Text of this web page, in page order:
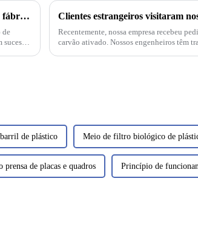
Instalamos nosso sistema de remoção profunda de flúor para uma fábrica de wafers solares/células solares
de
Clientes estrangeiros visitaram
Recentemente, nossa empresa recebeu
carvão ativado. Nossos engenheiros têm
de plástico Meio de filtro biológico de
de placas e quadros Princípio de